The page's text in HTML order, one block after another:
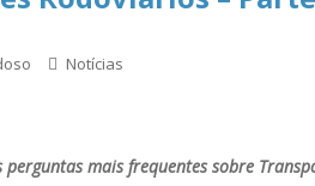
Notícias
perguntas mais frequentes sobre